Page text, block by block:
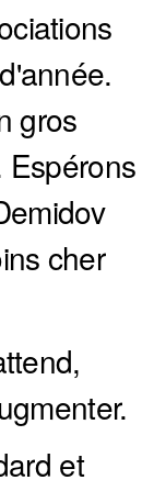
gros
Espérons
cher
et